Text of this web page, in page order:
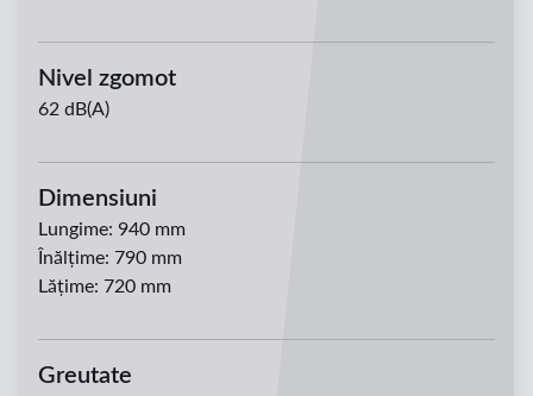
Nivel zgomot
62 dB(A)
Dimensiuni
Lungime: 940 mm
Înălțime: 790 mm
Lățime: 720 mm
Greutate